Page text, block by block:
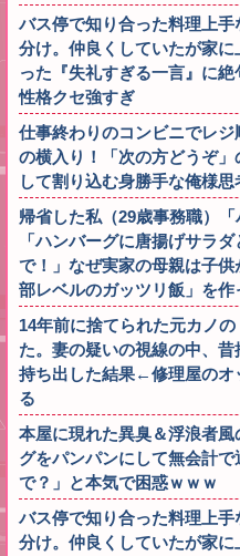
バス停で知り合った料理上
分け。仲良くしていたが家
った『失礼すぎる一言』に
性格クセ強すぎ
仕事終わりのコンビニでレ
の横入り！「次の方どうぞ
して割り込む身勝手な俺様思
帰省した私（29歳事務職）
「ハンバーグに唐揚げサラ
で！」なぜ実家の母親は子
部レベルのガッツリ飯」を作
14年前に捨てられた元カノ
た。妻の疑いの視線の中、
持ち出した結果←修理屋のオ
る
本屋に現れた異臭＆浮浪者
グをパンパンにして無会計
で？」と本気で困惑ｗｗｗ
バス停で知り合った料理上
分け。仲良くしていたが家